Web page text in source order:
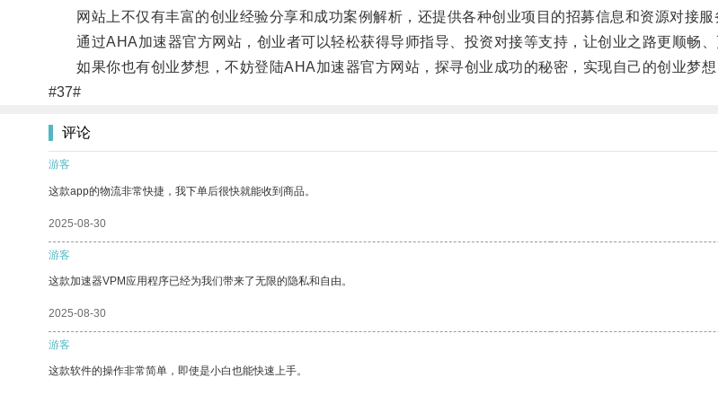
网站上不仅有丰富的创业经验分享和成功案例解析，还提供各种创业项目的招募信息和资源对接服
通过AHA加速器官方网站，创业者可以轻松获得导师指导、投资对接等支持，让创业之路更顺畅、
如果你也有创业梦想，不妨登陆AHA加速器官方网站，探寻创业成功的秘密，实现自己的创业梦想
#37#
评论
游客
这款app的物流非常快捷，我下单后很快就能收到商品。
2025-08-30
游客
这款加速器VPM应用程序已经为我们带来了无限的隐私和自由。
2025-08-30
游客
这款软件的操作非常简单，即使是小白也能快速上手。